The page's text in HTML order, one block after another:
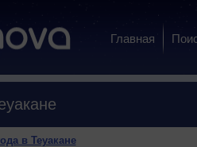
Главная
в Теуакане